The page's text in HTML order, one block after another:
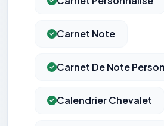
Carnet Note
Carnet De Note
Calendrier Chevalet